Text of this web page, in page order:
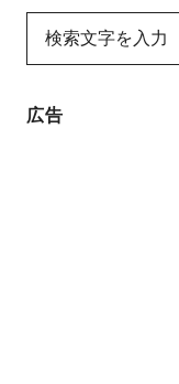
広告